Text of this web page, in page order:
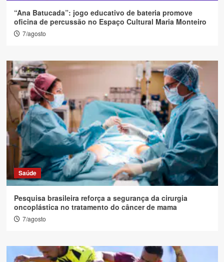
“Ana Batucada”: jogo educativo de bateria promove
oficina de percussão no Espaço Cultural Maria Monteiro
7/agosto
Saúde
Pesquisa brasileira reforça a segurança da cirurgia
oncoplástica no tratamento do câncer de mama
7/agosto